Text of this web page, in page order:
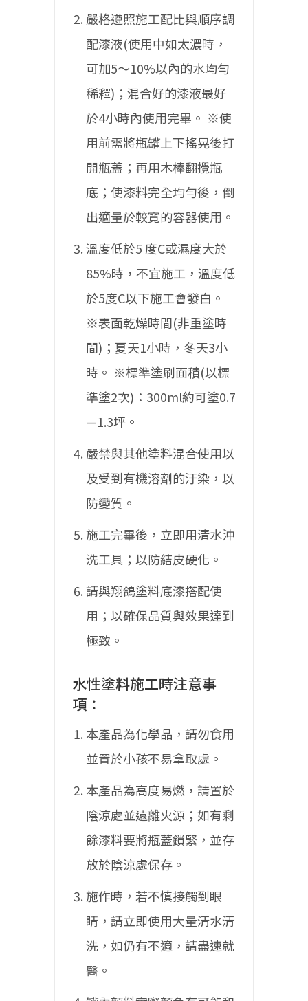
嚴格遵照施工配比與順序調
配漆液(使用中如太濃時，
可加5〜10%以內的水均勻
稀釋)；混合好的漆液最好
於4小時內使用完畢。 ※使
用前需將瓶罐上下搖晃後打
開瓶蓋；再用木棒翻攪瓶
底；使漆料完全均勻後，倒
出適量於較寬的容器使用。
溫度低於5 度C或濕度大於
85%時，不宜施工，溫度低
於5度C以下施工會發白。
※表面乾燥時間(非重塗時
間)；夏天1小時，冬天3小
時。 ※標準塗刷面積(以標
準塗2次)：300ml約可塗0.7
—1.3坪。
嚴禁與其他塗料混合使用以
及受到有機溶劑的汙染，以
防變質。
施工完畢後，立即用清水沖
洗工具；以防結皮硬化。
請與翔鴿塗料底漆搭配使
用；以確保品質與效果達到
極致。
水性塗料施工時注意事
項：
本產品為化學品，請勿食用
並置於小孩不易拿取處。
本產品為高度易燃，請置於
陰涼處並遠離火源；如有剩
餘漆料要將瓶蓋鎖緊，並存
放於陰涼處保存。
施作時，若不慎接觸到眼
睛，請立即使用大量清水清
洗，如仍有不適，請盡速就
醫。